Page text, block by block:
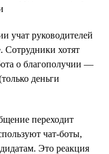
учат руководителей
Сотрудники хотят
о благополучии —
деньги
переходит
чат-боты,
Это реакция